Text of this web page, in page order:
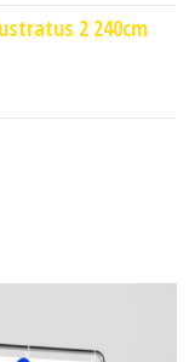
2 240cm